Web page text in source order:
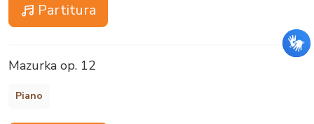
Partitura
Mazurka op. 12
Piano